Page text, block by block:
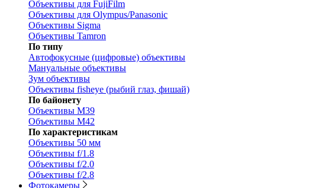
Объективы для FujiFilm
Объективы для Olympus/Panasonic
Объективы Sigma
Объективы Tamron
По типу
Автофокусные (цифровые) объективы
Мануальные объективы
Зум объективы
Объективы fisheye (рыбий глаз, фишай)
По байонету
Объективы M39
Объективы M42
По характеристикам
Объективы 50 мм
Объективы f/1.8
Объективы f/2.0
Объективы f/2.8
Фотокамеры